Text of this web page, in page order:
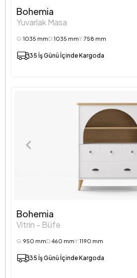
Bohemia
Yuvarlak Masa
G:1035 mmD:1035 mmY:758 mm
35 İş Günü İçinde Kargoda
Bohemia
Vitrin - Büfe
G:950 mmD:460 mmY:1190 mm
35 İş Günü İçinde Kargoda